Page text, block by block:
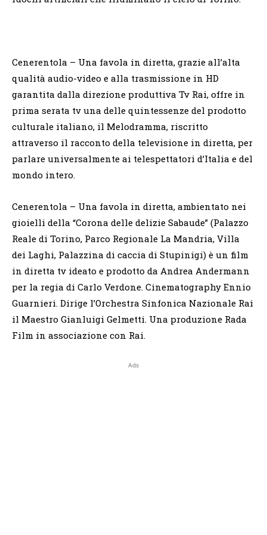
Cenerentola – Una favola in diretta, grazie all’alta
qualità audio-video e alla trasmissione in HD
garantita dalla direzione produttiva Tv Rai, offre in
prima serata tv una delle quintessenze del prodotto
culturale italiano, il Melodramma, riscritto
attraverso il racconto della televisione in diretta, per
parlare universalmente ai telespettatori d’Italia e del
mondo intero.
Cenerentola – Una favola in diretta, ambientato nei
gioielli della “Corona delle delizie Sabaude” (Palazzo
Reale di Torino, Parco Regionale La Mandria, Villa
dei Laghi, Palazzina di caccia di Stupinigi) è un film
in diretta tv ideato e prodotto da Andrea Andermann
per la regia di Carlo Verdone. Cinematography Ennio
Guarnieri. Dirige l’Orchestra Sinfonica Nazionale Rai
il Maestro Gianluigi Gelmetti. Una produzione Rada
Film in associazione con Rai.
Ads